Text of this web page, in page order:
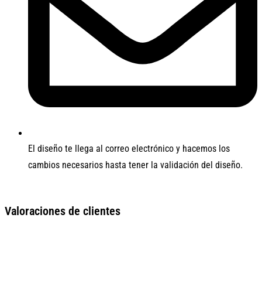
El diseño te llega al correo electrónico y hacemos los
cambios necesarios hasta tener la validación del diseño.
Valoraciones de clientes